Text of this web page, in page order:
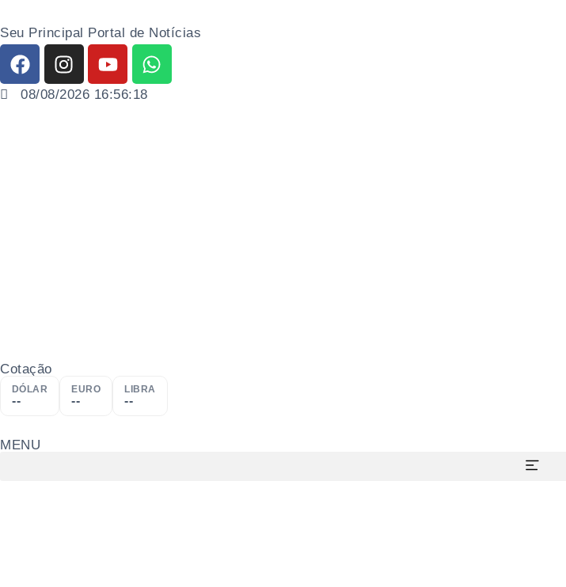
Seu Principal Portal de Notícias
08/08/2026 16:56:19
Cotação
DÓLAR
--
EURO
--
LIBRA
--
MENU